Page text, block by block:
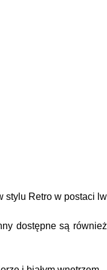
Retro w postaci
dostępne są